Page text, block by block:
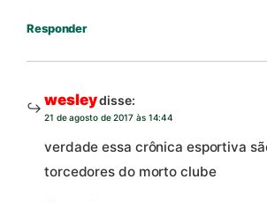
Responder
wesleydisse:
21 de agosto de 2017 às 14:44
verdade essa crônica esportiva
torcedores do morto clube